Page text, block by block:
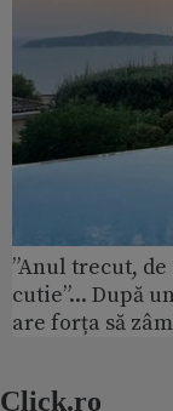
”Anul trecut,
cutie”... După
are forța să
Click.ro